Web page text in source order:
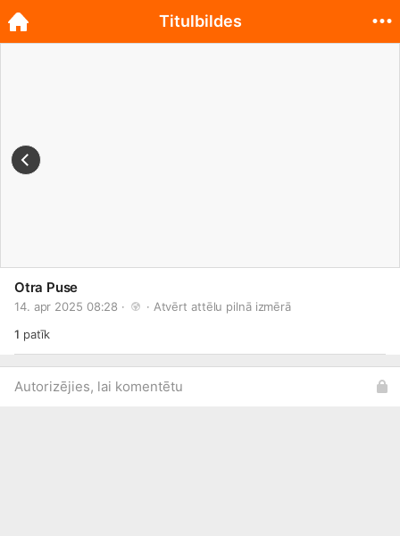
Otra Puse
14. apr 2025 08:28 · · Atvērt attēlu pilnā izmērā
1 patīk
Autorizējies, lai komentētu
Titulbildes